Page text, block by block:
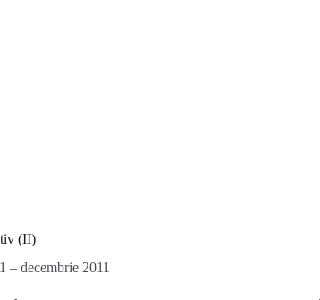
(II)
– decembrie 2011